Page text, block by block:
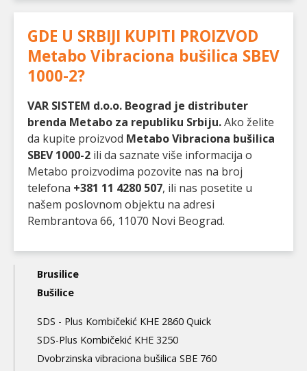
GDE U SRBIJI KUPITI PROIZVOD
Metabo Vibraciona bušilica SBEV
1000-2?
VAR SISTEM d.o.o. Beograd je distributer
brenda Metabo za republiku Srbiju.Ako želite
da kupite proizvod Metabo Vibraciona bušilica
SBEV 1000-2 ili da saznate više informacija o
Metabo proizvodima pozovite nas na broj
telefona +381 11 4280 507, ili nas posetite u
našem poslovnom objektu na adresi
Rembrantova 66, 11070 Novi Beograd.
Main
navigation
3nd
level
Brusilice
Bušilice
SDS - Plus Kombičekić KHE 2860 Quick
SDS-Plus Kombičekić KHE 3250
Dvobrzinska vibraciona bušilica SBE 760